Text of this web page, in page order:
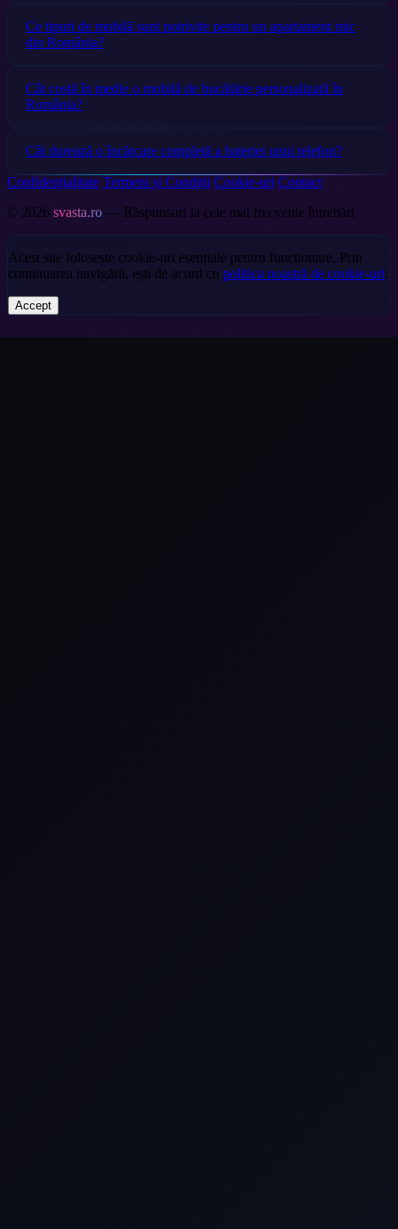
Ce tipuri de mobilă sunt potrivite pentru un apartament mic
din România?
Cât costă în medie o mobilă de bucătărie personalizată în
România?
Cât durează o încărcare completă a bateriei unui telefon?
Confidențialitate Termeni și Condiții Cookie-uri Contact
© 2026 svasta.ro — Răspunsuri la cele mai frecvente întrebări
Acest site folosește cookie-uri esențiale pentru funcționare. Prin
continuarea navigării, ești de acord cu politica noastră de cookie-uri.
Accept